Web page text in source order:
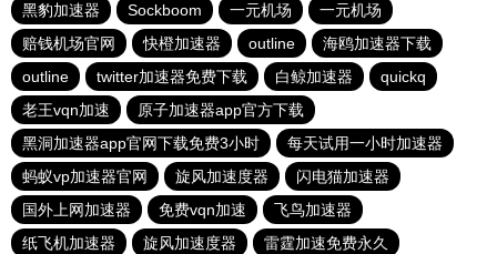
黑豹加速器
Sockboom 一元机场
一元机场
赔钱机场官网
快橙加速器 outline
海鸥加速器下载
outline
twitter加速器免费下载 白鲸加速器
quickq
老王vqn加速
原子加速器app官方下载
黑洞加速器app官网下载免费3小时
每天试用一小时加速器
蚂蚁vp加速器官网
旋风加速度器
闪电猫加速器
国外上网加速器
免费vqn加速
飞鸟加速器
纸飞机加速器
旋风加速度器 雷霆加速免费永久